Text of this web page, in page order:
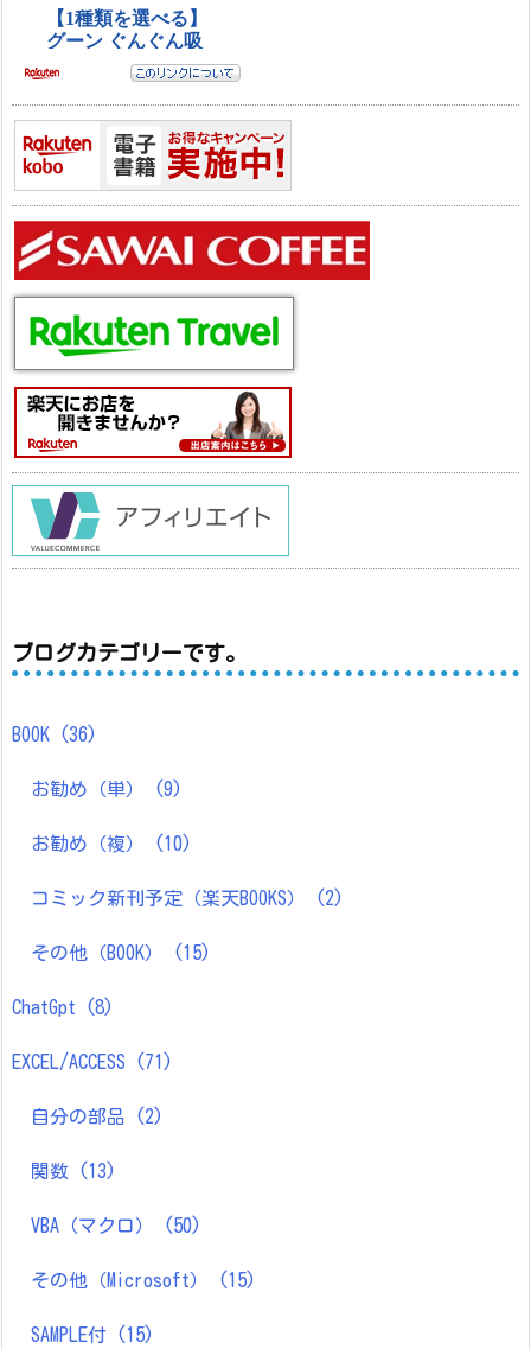
ブログカテゴリーです。
BOOK (36)
お勧め（単） (9)
お勧め（複） (10)
コミック新刊予定（楽天BOOKS） (2)
その他（BOOK） (15)
ChatGpt (8)
EXCEL/ACCESS (71)
自分の部品 (2)
関数 (13)
VBA（マクロ） (50)
その他（Microsoft） (15)
SAMPLE付 (15)